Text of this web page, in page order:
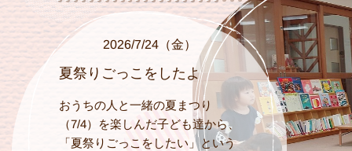
2026/7/24（金）
夏祭りごっこをしたよ
おうちの人と一緒の夏まつり
（7/4）を楽しんだ子ども達から、
「夏祭りごっこをしたい」という